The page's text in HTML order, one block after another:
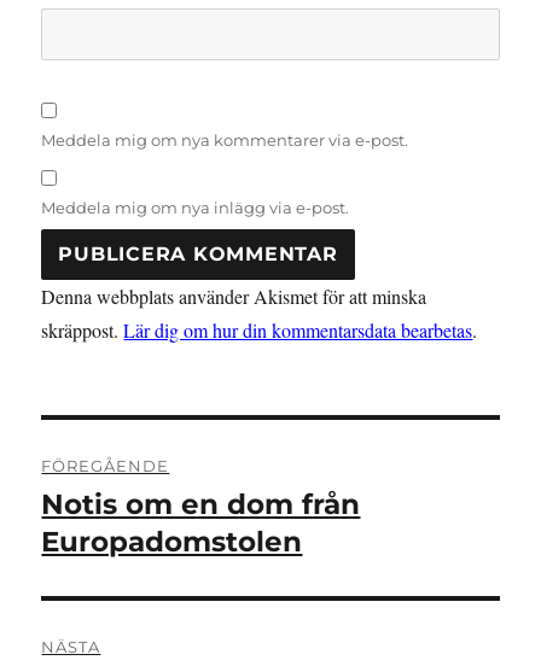
Meddela mig om nya kommentarer via e-post.
Meddela mig om nya inlägg via e-post.
Denna webbplats använder Akismet för att minska
skräppost.Lär dig om hur din kommentarsdata bearbetas.
FÖREGÅENDE
Föregående
inlägg:
Notis om en dom från
Europadomstolen
NÄSTA